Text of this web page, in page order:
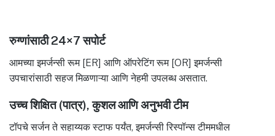
रुग्णांसाठी 24×7 सपोर्ट
आमच्या इमर्जन्सी रूम [ER] आणि ऑपरेटिंग रूम [OR] इमर्जन्सी
उपचारांसाठी सहज मिळणाऱ्या आणि नेहमी उपलब्ध असतात.
उच्च शिक्षित (पात्र), कुशल आणि अनुभवी टीम
टॉपचे सर्जन ते सहाय्यक स्टाफ पर्यंत, इमर्जन्सी रिस्पॉन्स टीममधील